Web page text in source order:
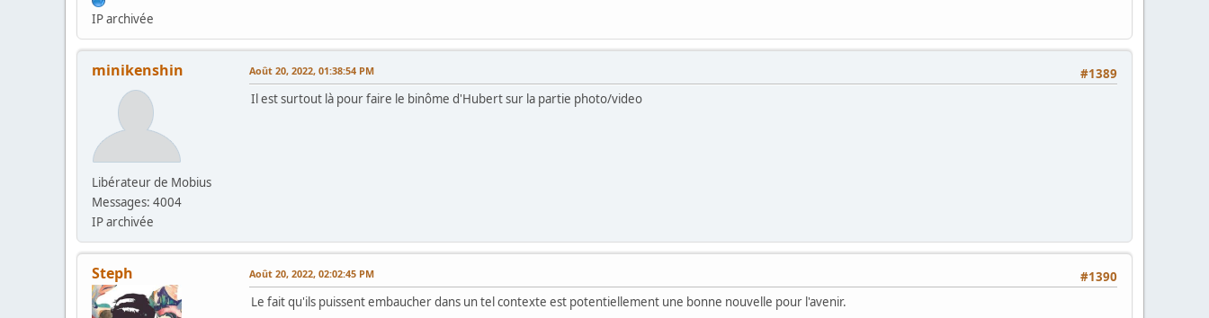
IP archivée
minikenshin
Libérateur de Mobius
Messages: 4004
IP archivée
#1389
Août 20, 2022, 01:38:54 PM
Il est surtout là pour faire le binôme d'Hubert sur la partie photo/video
Steph #1390
Août 20, 2022, 02:02:45 PM
Le fait qu'ils puissent embaucher dans un tel contexte est potentiellement une bonne nouvelle pour l'avenir.